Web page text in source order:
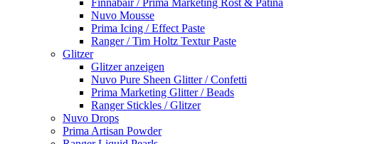
Finnabair / Prima Marketing Rost & Patina
Nuvo Mousse
Prima Icing / Effect Paste
Ranger / Tim Holtz Textur Paste
Glitzer
Glitzer anzeigen
Nuvo Pure Sheen Glitter / Confetti
Prima Marketing Glitter / Beads
Ranger Stickles / Glitzer
Nuvo Drops
Prima Artisan Powder